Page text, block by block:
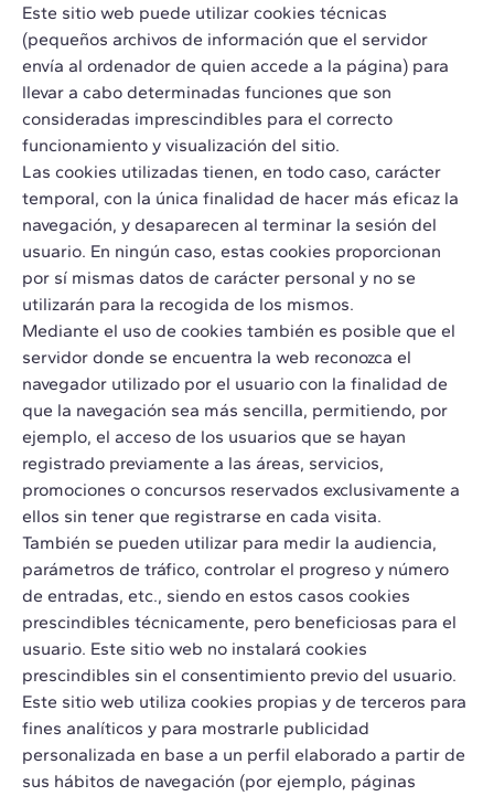
Este sitio web puede utilizar cookies técnicas
(pequeños archivos de información que el servidor
envía al ordenador de quien accede a la página) para
llevar a cabo determinadas funciones que son
consideradas imprescindibles para el correcto
funcionamiento y visualización del sitio.
Las cookies utilizadas tienen, en todo caso, carácter
temporal, con la única finalidad de hacer más eficaz la
navegación, y desaparecen al terminar la sesión del
usuario. En ningún caso, estas cookies proporcionan
por sí mismas datos de carácter personal y no se
utilizarán para la recogida de los mismos.
Mediante el uso de cookies también es posible que el
servidor donde se encuentra la web reconozca el
navegador utilizado por el usuario con la finalidad de
que la navegación sea más sencilla, permitiendo, por
ejemplo, el acceso de los usuarios que se hayan
registrado previamente a las áreas, servicios,
promociones o concursos reservados exclusivamente a
ellos sin tener que registrarse en cada visita.
También se pueden utilizar para medir la audiencia,
parámetros de tráfico, controlar el progreso y número
de entradas, etc., siendo en estos casos cookies
prescindibles técnicamente, pero beneficiosas para el
usuario. Este sitio web no instalará cookies
prescindibles sin el consentimiento previo del usuario.
Este sitio web utiliza cookies propias y de terceros para
fines analíticos y para mostrarle publicidad
personalizada en base a un perfil elaborado a partir de
sus hábitos de navegación (por ejemplo, páginas